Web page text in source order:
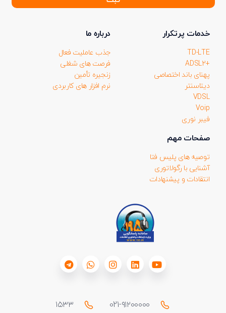
خدمات پرتکرار
TD-LTE
+ADSL2
پهنای باند اختصاصی
دیتاسنتر
VDSL
Voip
فیبر نوری
درباره ما
جذب عاملیت فعال
فرصت های شغلی
زنجیره تأمین
نرم افزار های کاربردی
صفحات مهم
توصیه های پلیس فتا
آشنایی با رگولاتوری
انتقادات و پیشنهادات
021-۹۱۲۰۰۰۰۰ ۱۵۳۳